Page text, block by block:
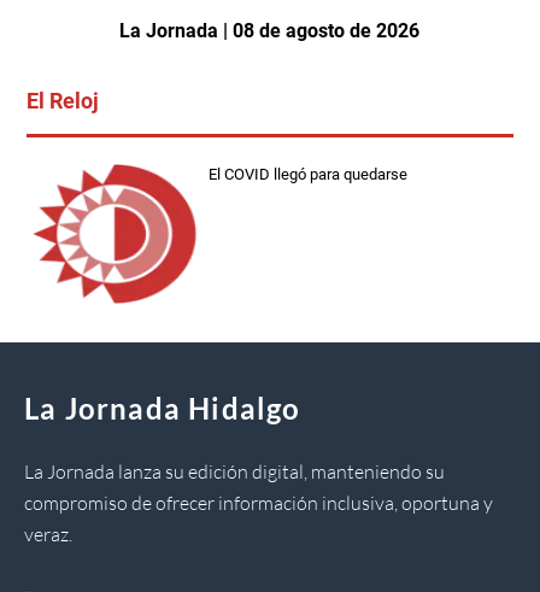
La Jornada | 08 de agosto de 2026
El Reloj
El COVID llegó para quedarse
La Jornada Hidalgo
La Jornada lanza su edición digital, manteniendo su
compromiso de ofrecer información inclusiva, oportuna y
veraz.